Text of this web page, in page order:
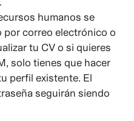
humanos se
correo electrónico o
tu CV o si quieres
solo tienes que hacer
perfil existente. El
seguirán siendo